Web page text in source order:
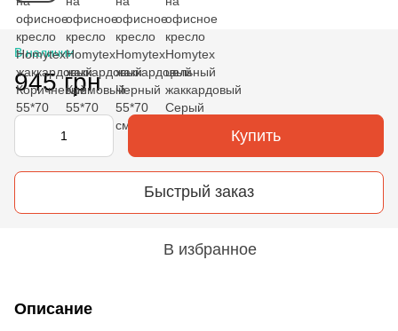
В наличии
945 грн
Купить
Быстрый заказ
В избранное
Описание